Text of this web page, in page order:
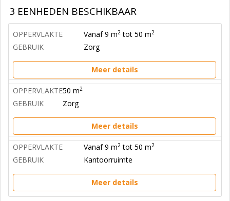
3 EENHEDEN BESCHIKBAAR
OPPERVLAKTE Vanaf 9 m2 tot 50 m2
GEBRUIK Zorg
Meer details
OPPERVLAKTE50 m2
GEBRUIK Zorg
Meer details
OPPERVLAKTE Vanaf 9 m2 tot 50 m2
GEBRUIK Kantoorruimte
Meer details